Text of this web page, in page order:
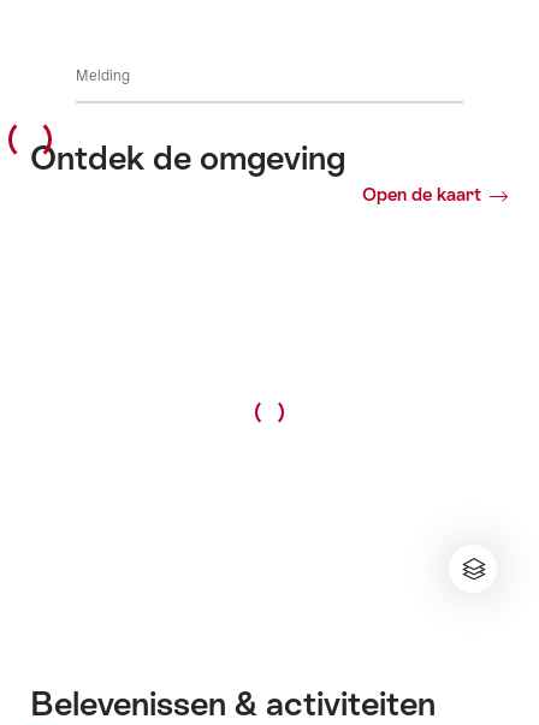
Melding
Ontdek de omgeving
Open de kaart
Belevenissen & activiteiten